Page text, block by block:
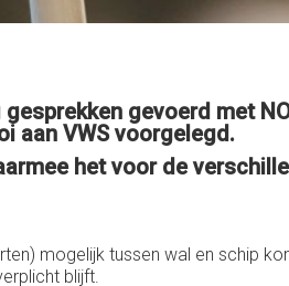
gevoerd met
aan VWS voorgelegd.
het voor de
mogelijk tussen wal en schip
blijft.